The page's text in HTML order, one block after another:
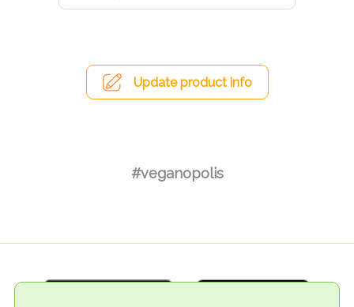
Update product info
#veganopolis